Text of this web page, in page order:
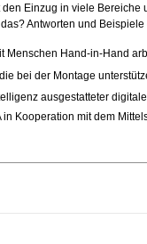
Einzug in viele
Antworten und
Menschen Hand-in-Hand
bei der Montage
ausgestatteter
Kooperation mit dem